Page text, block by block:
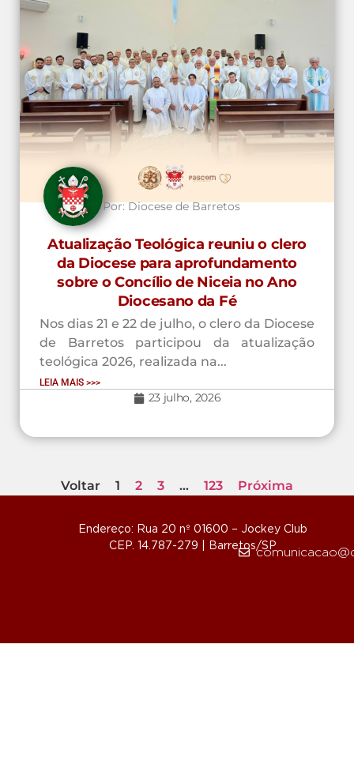
Por:Diocese de Barretos
Atualização Teológica reuniu o clero
da Diocese para aprofundamento
sobre o Concílio de Niceia no Ano
Diocesano da Fé
Nos dias 21 e 22 de julho, o clero da Diocese
de Barretos participou da atualização
teológica 2026, realizada na...
LEIA MAIS >>>
23 julho, 2026
Voltar 1 2 3 … 123 Próxima
Endereço: Rua 20 nº 01600 – Jockey Club
CEP. 14.787-279 | Barretos/SP